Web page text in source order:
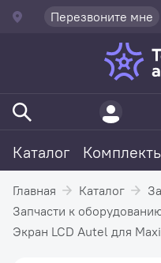
Перезвоните мне
Каталог
Главная Каталог
Запчасти к
Экран LCD Autel для